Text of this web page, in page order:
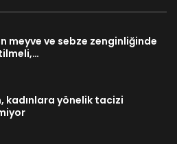
meyve ve sebze zenginliğinde
kadınlara yönelik tacizi